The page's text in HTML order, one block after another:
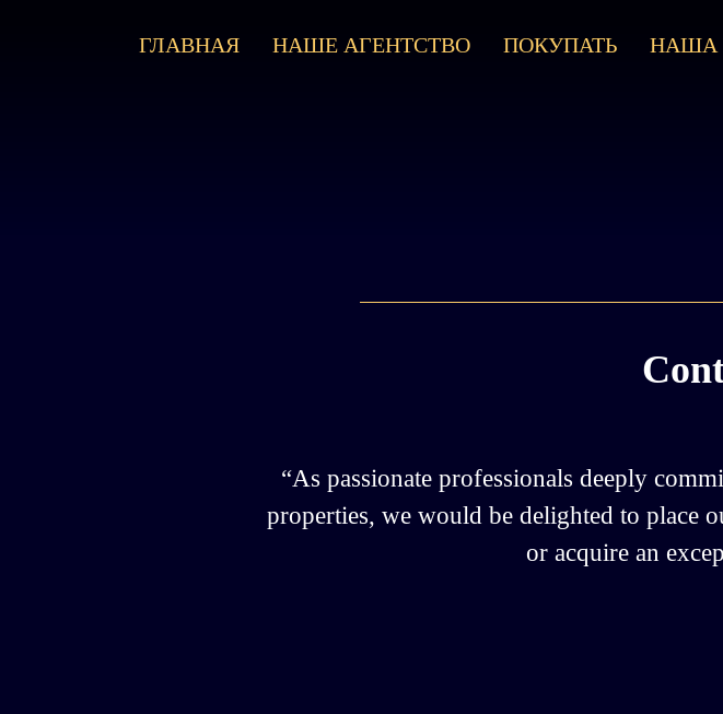
ГЛАВНАЯ НАШЕ АГЕНТСТВО ПОКУПАТЬ НАША
“As passionate professionals deeply
properties, we would be delighted to place
or acquire an